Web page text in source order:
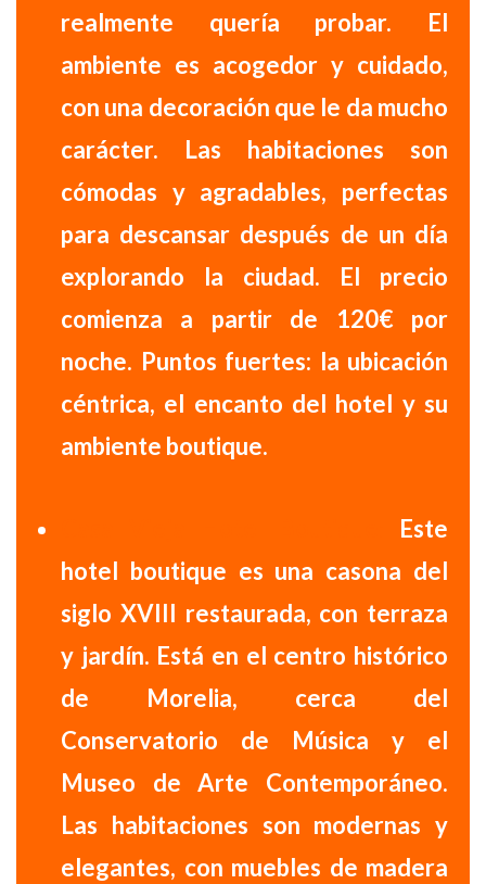
realmente quería probar. El
ambiente es acogedor y cuidado,
con una decoración que le da mucho
carácter. Las habitaciones son
cómodas y agradables, perfectas
para descansar después de un día
explorando la ciudad. El precio
comienza a partir de 120€ por
noche. Puntos fuertes: la ubicación
céntrica, el encanto del hotel y su
ambiente boutique.
Este
hotel boutique es una casona del
siglo XVIII restaurada, con terraza
y jardín. Está en el centro histórico
de Morelia, cerca del
Conservatorio de Música y el
Museo de Arte Contemporáneo.
Las habitaciones son modernas y
elegantes, con muebles de madera